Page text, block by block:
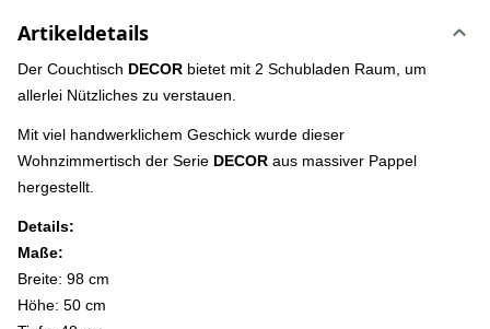
Artikeldetails
Der Couchtisch DECOR bietet mit 2 Schubladen Raum, um
allerlei Nützliches zu verstauen.
Mit viel handwerklichem Geschick wurde dieser
Wohnzimmertisch der Serie DECOR aus massiver Pappel
hergestellt.
Details:
Maße:
Breite: 98 cm
Höhe: 50 cm